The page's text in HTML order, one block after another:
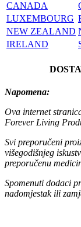
CANADA
LUXEMBOURG
NEW ZEALAND
IRELAND
Napomena:
Ova internet
Forever Living
Svi preporučeni
višegodišnjeg
preporučenu
Spomenuti dodaci
nadomjestak ili